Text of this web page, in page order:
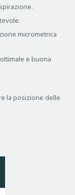
micrometrica
e buona
la posizione delle